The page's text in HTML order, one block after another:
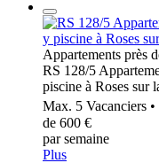
Appartements près
RS 128/5
piscine à Roses sur
Max. 5 Vacanciers
de 600 €
par semaine
Plus